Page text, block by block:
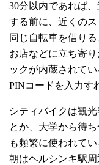
30分以内であれば
する前に、近くの
同じ自転車を借りる
お店などに立ち寄
ックが内蔵されて
PINコードを入力す
シティバイクは観
とか、大学から待
も頻繁に使われてい
朝はヘルシンキ駅